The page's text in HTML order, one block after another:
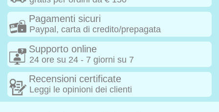
Pagamenti sicuri
Paypal, carta di credito/prepagata
Supporto online
24 ore su 24 - 7 giorni su 7
Recensioni certificate
Leggi le opinioni dei clienti